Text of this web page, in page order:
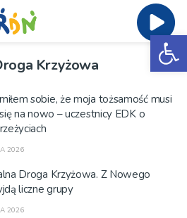
Krzyżowa
sobie, że moja tożsamość musi
na nowo – uczestnicy EDK o
2026
Droga Krzyżowa. Z Nowego
liczne grupy
2026